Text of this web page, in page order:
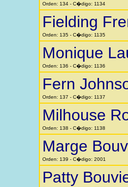
Orden: 134 - C�digo: 1134
Fielding
Orden: 135 - C�digo: 1135
Monique
Orden: 136 - C�digo: 1136
Fern
Orden: 137 - C�digo: 1137
Milhouse
Orden: 138 - C�digo: 1138
Marge
Orden: 139 - C�digo: 2001
Patty